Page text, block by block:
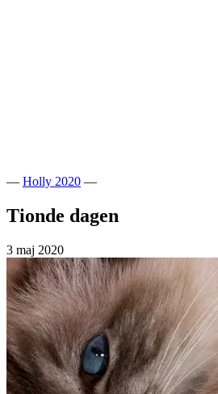
— Holly 2020 —
Tionde dagen
3 maj 2020